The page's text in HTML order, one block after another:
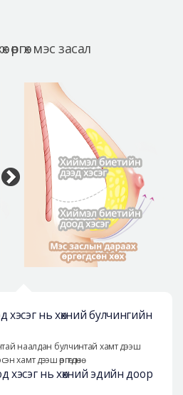
мэс засал
нь хөхний булчингийн
наалдан булчинтай хамт дээш
хамт дээш өргөгдөнө
нь хөхний эдийн доор